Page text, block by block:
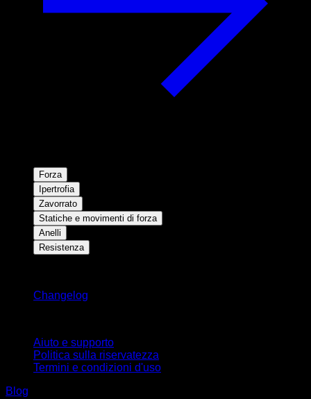
Forza
Ipertrofia
Zavorrato
Statiche e movimenti di forza
Anelli
Resistenza
Changelog
Aiuto e supporto
Politica sulla riservatezza
Termini e condizioni d'uso
Blog